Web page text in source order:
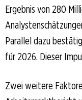
Ergebnis von 280
Parallel dazu
für 2026. Dieser
Zwei weitere